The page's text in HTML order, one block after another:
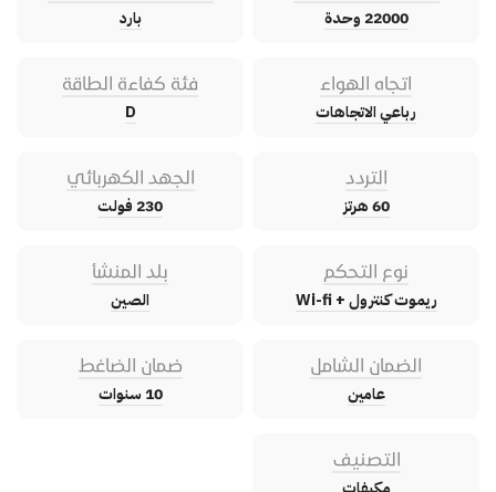
22000 وحدة بارد
اتجاه الهواء
رباعي الاتجاهات
فئة كفاءة الطاقة
D
التردد
60 هرتز
الجهد الكهربائي
230 فولت
نوع التحكم
ريموت كنترول + Wi-fi
بلد المنشأ
الصين
الضمان الشامل
عامين
ضمان الضاغط
10 سنوات
التصنيف